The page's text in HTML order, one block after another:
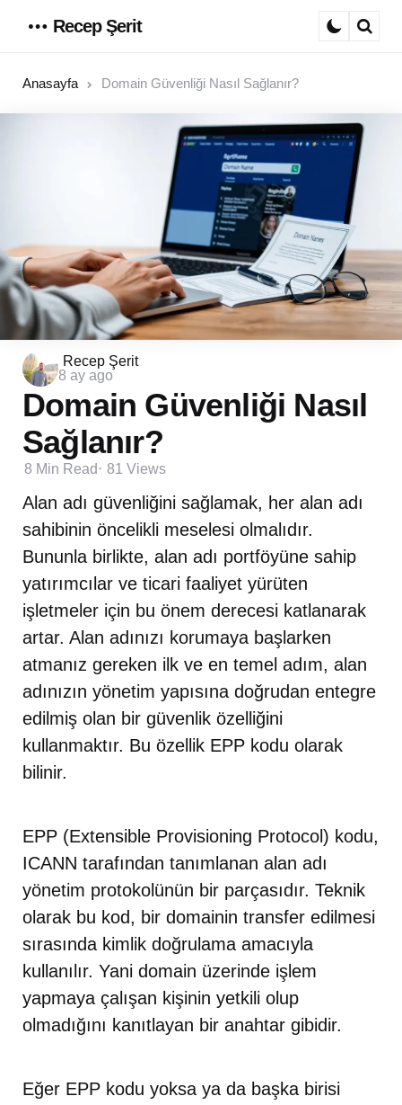
Recep Şerit
Anasayfa Domain Güvenliği Nasıl Sağlanır?
Posted
by
Recep Şerit
8 ay ago
Domain Güvenliği Nasıl
Sağlanır?
8 Min Read 81 Views
Alan adı güvenliğini sağlamak, her alan adı
sahibinin öncelikli meselesi olmalıdır.
Bununla birlikte, alan adı portföyüne sahip
yatırımcılar ve ticari faaliyet yürüten
işletmeler için bu önem derecesi katlanarak
artar. Alan adınızı korumaya başlarken
atmanız gereken ilk ve en temel adım, alan
adınızın yönetim yapısına doğrudan entegre
edilmiş olan bir güvenlik özelliğini
kullanmaktır. Bu özellik EPP kodu olarak
bilinir.
EPP (Extensible Provisioning Protocol) kodu,
ICANN tarafından tanımlanan alan adı
yönetim protokolünün bir parçasıdır. Teknik
olarak bu kod, bir domainin transfer edilmesi
sırasında kimlik doğrulama amacıyla
kullanılır. Yani domain üzerinde işlem
yapmaya çalışan kişinin yetkili olup
olmadığını kanıtlayan bir anahtar gibidir.
Eğer EPP kodu yoksa ya da başka birisi